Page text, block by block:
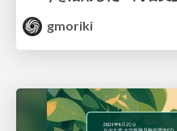
gmoriki